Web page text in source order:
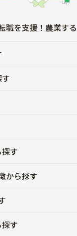
職を支援！農業す
バイト
ど）
･養豚･養鶏など）
産 ビニール
産・流
専門職
す
から探す
す